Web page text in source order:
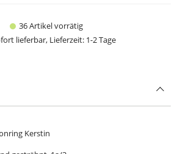
36 Artikel vorrätig
lieferbar, Lieferzeit: 1-2 Tage
Kerstin